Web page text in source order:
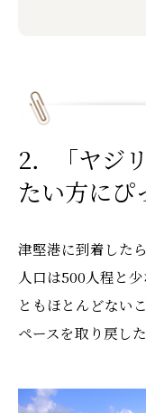
2．「ヤジ
たい方にぴ
津堅港に到着した
人口は500人程と
ともほとんどない
ペースを取り戻し